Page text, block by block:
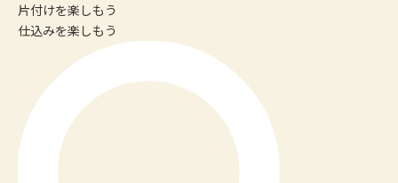
片付けを楽しもう
仕込みを楽しもう